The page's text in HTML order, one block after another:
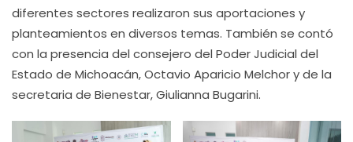
diferentes sectores realizaron sus aportaciones y
planteamientos en diversos temas. También se contó
con la presencia del consejero del Poder Judicial del
Estado de Michoacán, Octavio Aparicio Melchor y de la
secretaria de Bienestar, Giulianna Bugarini.